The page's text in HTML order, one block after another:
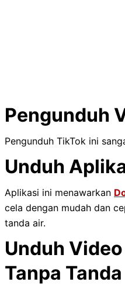
Pengunduh
Pengunduh TikTok ini
Unduh
Aplikasi ini menawarkan
cela dengan mudah dan
tanda air.
Unduh
Tanpa